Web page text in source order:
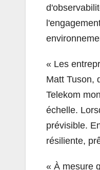
« Les
Matt Tuson,
Telekom
échelle.
prévisible.
résiliente,
« À mesure